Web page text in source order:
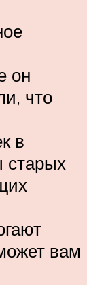
он
что
в
старых
вам